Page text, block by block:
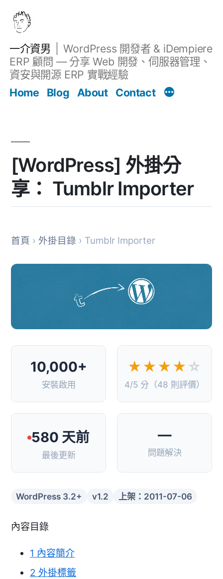
一介資男
WordPress 開發者 & iDempiere
ERP 顧問 — 分享 Web 開發、伺服器管理、
資安與開源 ERP 實戰經驗
Home
Blog About Contact
[WordPress] 外掛分
享： Tumblr Importer
首頁 › 外掛目錄 › Tumblr Importer
10,000+
安裝啟用
★★★★ ☆
4/5 分（48 則評價）
580 天前
最後更新
—
問題解決
WordPress 3.2+ v1.2 上架：2011-07-06
內容目錄
1 內容簡介
2 外掛標籤
文章